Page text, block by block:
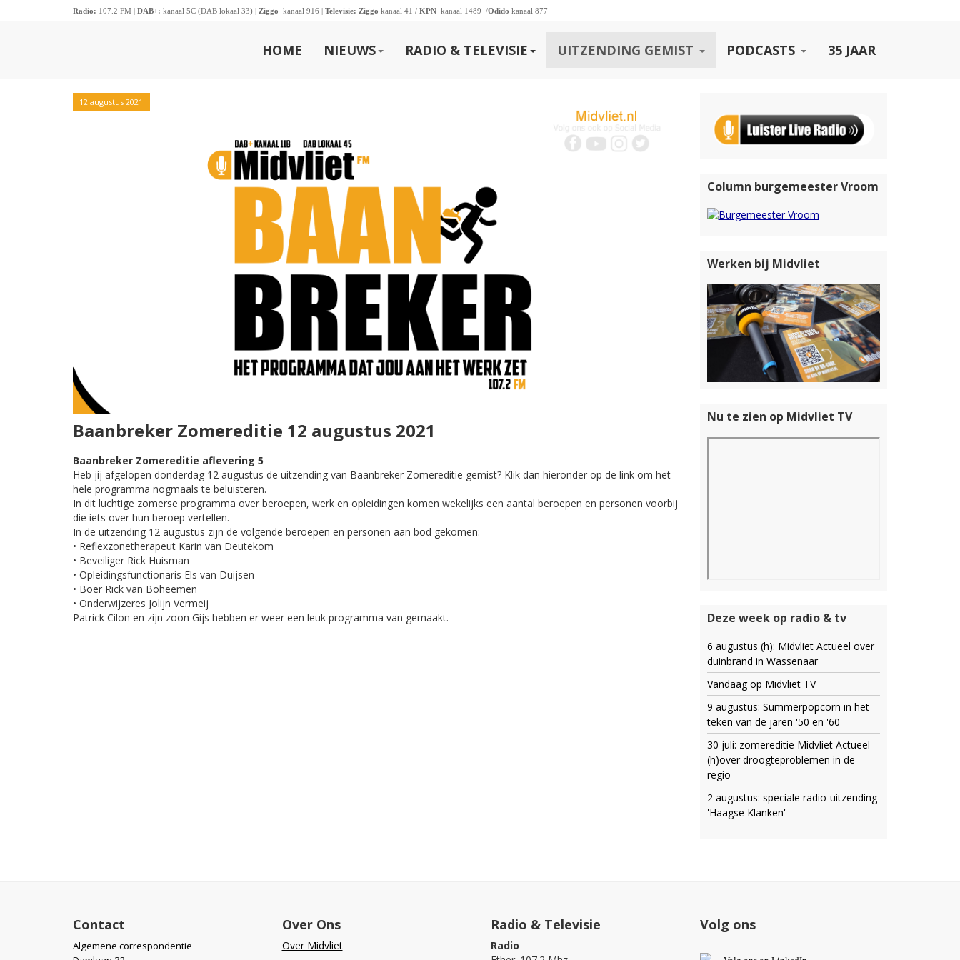
Radio: 107.2 FM | DAB+: kanaal 5C (DAB lokaal 33) | Ziggo kanaal 916 | Televisie: Ziggo kanaal 41 / KPN kanaal 1489 /Odido kanaal 877
HOME NIEUWS RADIO & TELEVISIE UITZENDING GEMIST PODCASTS 35 JAAR
12 augustus 2021
Baanbreker Zomereditie 12 augustus 2021
Baanbreker Zomereditie aflevering 5
Heb jij afgelopen donderdag 12 augustus de uitzending van Baanbreker Zomereditie gemist? Klik dan hieronder op de link om het
hele programma nogmaals te beluisteren.
In dit luchtige zomerse programma over beroepen, werk en opleidingen komen wekelijks een aantal beroepen en personen voorbij
die iets over hun beroep vertellen.
In de uitzending 12 augustus zijn de volgende beroepen en personen aan bod gekomen:
• Reflexzonetherapeut Karin van Deutekom
• Beveiliger Rick Huisman
• Opleidingsfunctionaris Els van Duijsen
• Boer Rick van Boheemen
• Onderwijzeres Jolijn Vermeij
Patrick Cilon en zijn zoon Gijs hebben er weer een leuk programma van gemaakt.
Column burgemeester Vroom
Werken bij Midvliet
Nu te zien op Midvliet TV
Deze week op radio & tv
6 augustus (h): Midvliet Actueel over
duinbrand in Wassenaar
Vandaag op Midvliet TV
9 augustus: Summerpopcorn in het
teken van de jaren '50 en '60
30 juli: zomereditie Midvliet Actueel
(h)over droogteproblemen in de
regio
2 augustus: speciale radio-uitzending
'Haagse Klanken'
Contact
Algemene correspondentie
Over Ons
Over Midvliet
Radio & Televisie
Radio
Volg ons